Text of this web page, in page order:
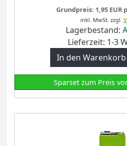
Grundpreis: 1,95 EUR
inkl. MwSt. zzgl.
Lagerbestand:
Lieferzeit: 1-3
Sparset zum Preis